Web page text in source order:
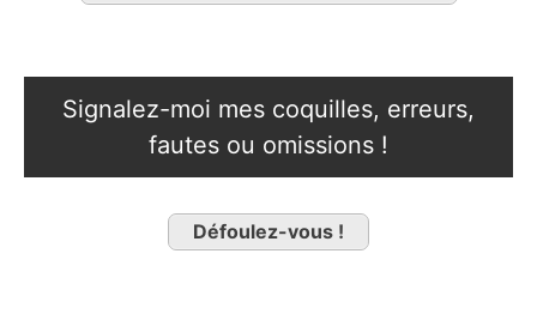
Signalez-moi mes coquilles, erreurs,
fautes ou omissions !
Défoulez-vous !